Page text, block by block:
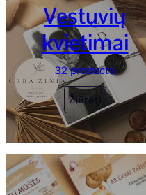
Vestuvių
kvietimai
32 products
Žiūrėti